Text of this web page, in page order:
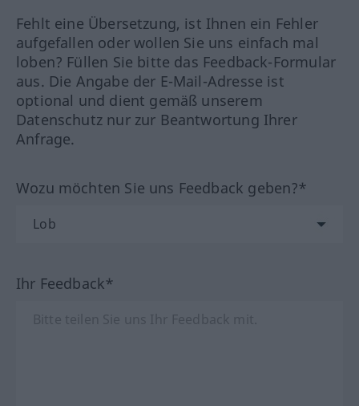
Fehlt eine Übersetzung, ist Ihnen ein Fehler
aufgefallen oder wollen Sie uns einfach mal
loben? Füllen Sie bitte das Feedback-Formular
aus. Die Angabe der E-Mail-Adresse ist
optional und dient gemäß unserem
Datenschutz nur zur Beantwortung Ihrer
Anfrage.
Wozu möchten Sie uns Feedback geben?*
Ihr Feedback*